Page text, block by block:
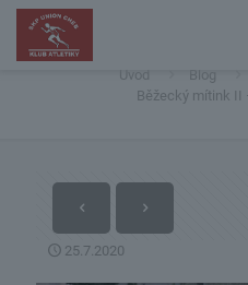
Úvod Blog
Běžecký mítink II
25.7.2020